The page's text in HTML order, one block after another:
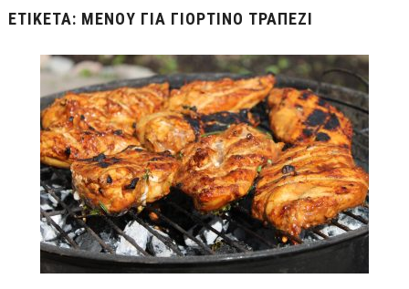
ΕΤΙΚΈΤΑ: ΜΕΝΟΎ ΓΙΑ ΓΙΟΡΤΙΝΌ ΤΡΑΠΈΖΙ